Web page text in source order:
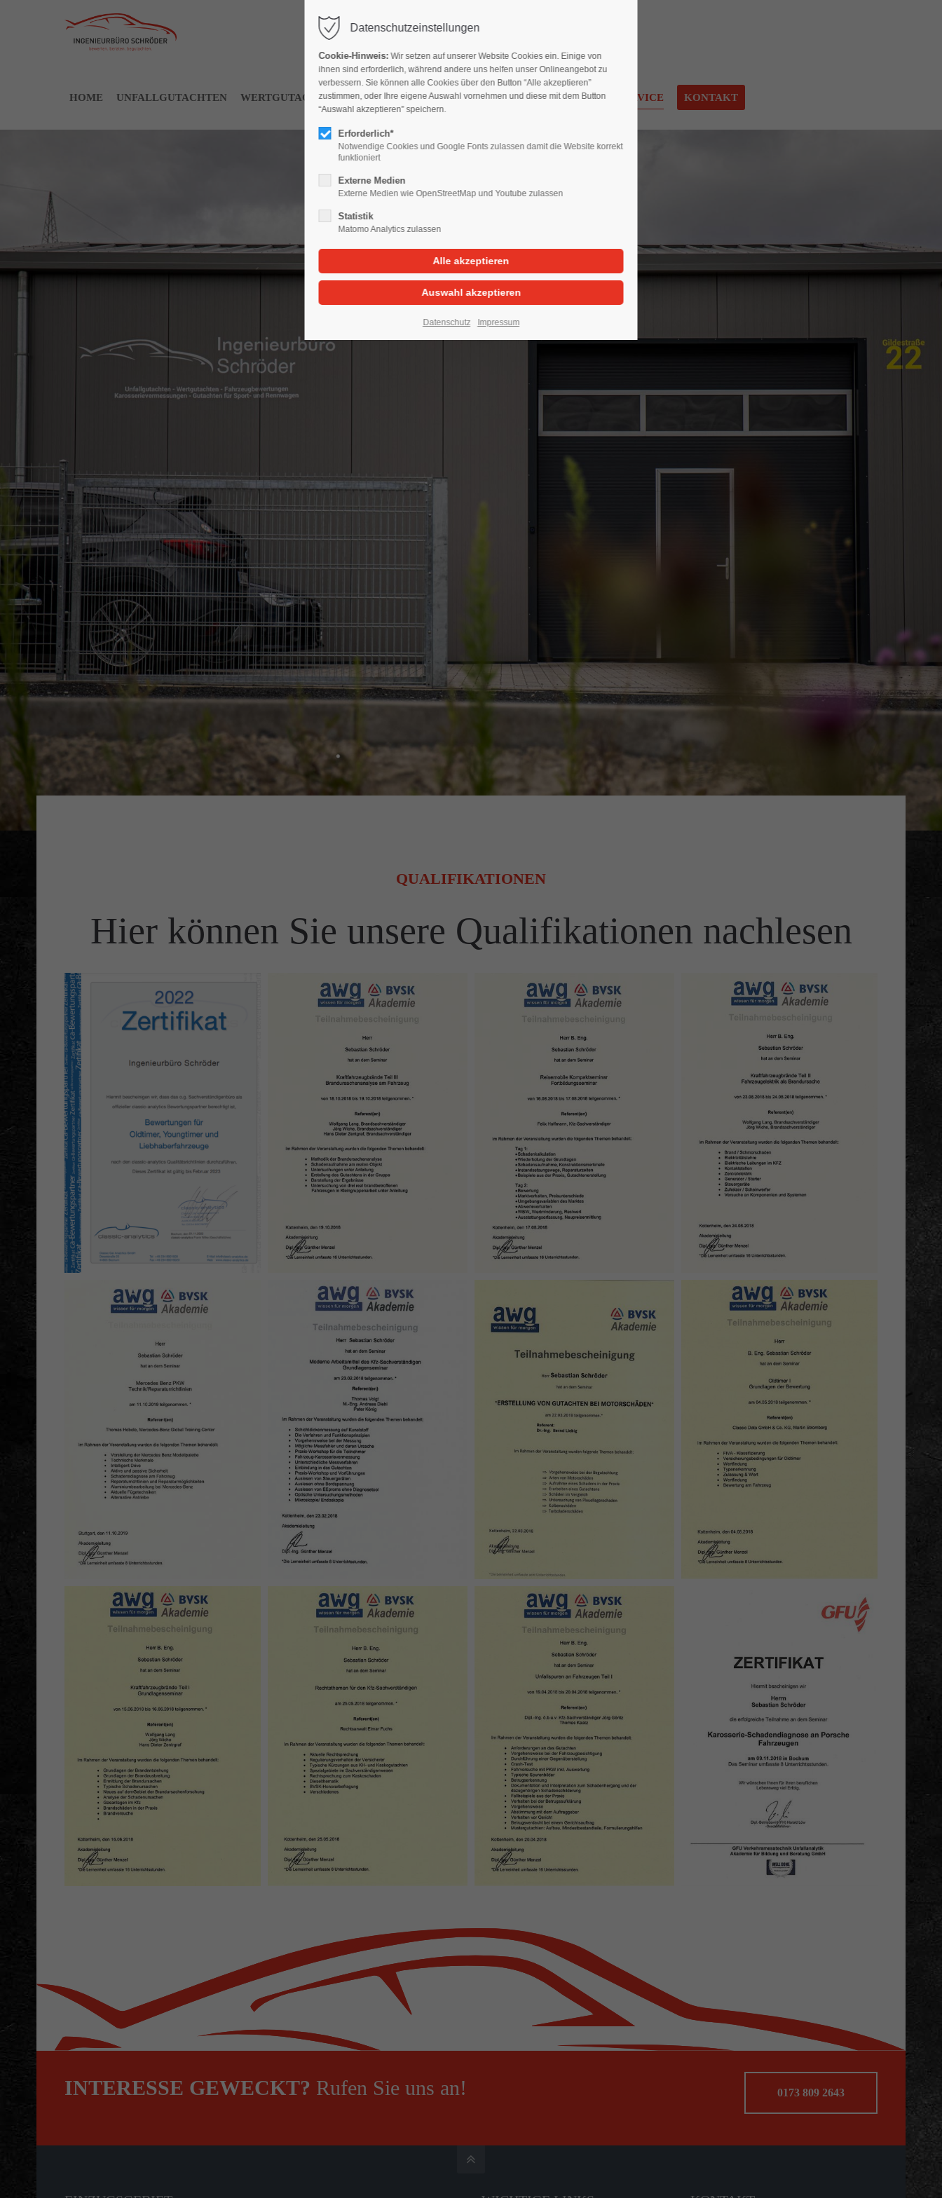
HOME UNFALLGUTACHTEN WERTGUTACHTEN OLDTIMER MOTORSPORT KAUFBERATUNG SERVICE KONTAKT
QUALIFIKATIONEN
Hier können Sie unsere Qualifikationen nachlesen
INTERESSE GEWECKT? Rufen Sie uns an! 0173 809 2643
Datenschutzeinstellungen
Cookie-Hinweis: Wir setzen auf unserer Website Cookies ein. Einige von
ihnen sind erforderlich, während andere uns helfen unser Onlineangebot zu
verbessern. Sie können alle Cookies über den Button “Alle akzeptieren”
zustimmen, oder Ihre eigene Auswahl vornehmen und diese mit dem Button
“Auswahl akzeptieren” speichern.
Erforderlich*
Notwendige Cookies und Google Fonts zulassen damit die Website korrekt
funktioniert
Externe Medien
Externe Medien wie OpenStreetMap und Youtube zulassen
Statistik
Matomo Analytics zulassen
Datenschutz Impressum